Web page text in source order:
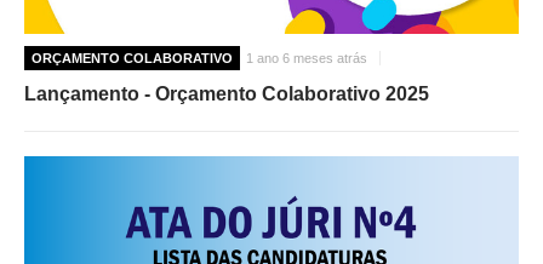
ORÇAMENTO COLABORATIVO 1 ano 6 meses atrás
Lançamento - Orçamento Colaborativo 2025